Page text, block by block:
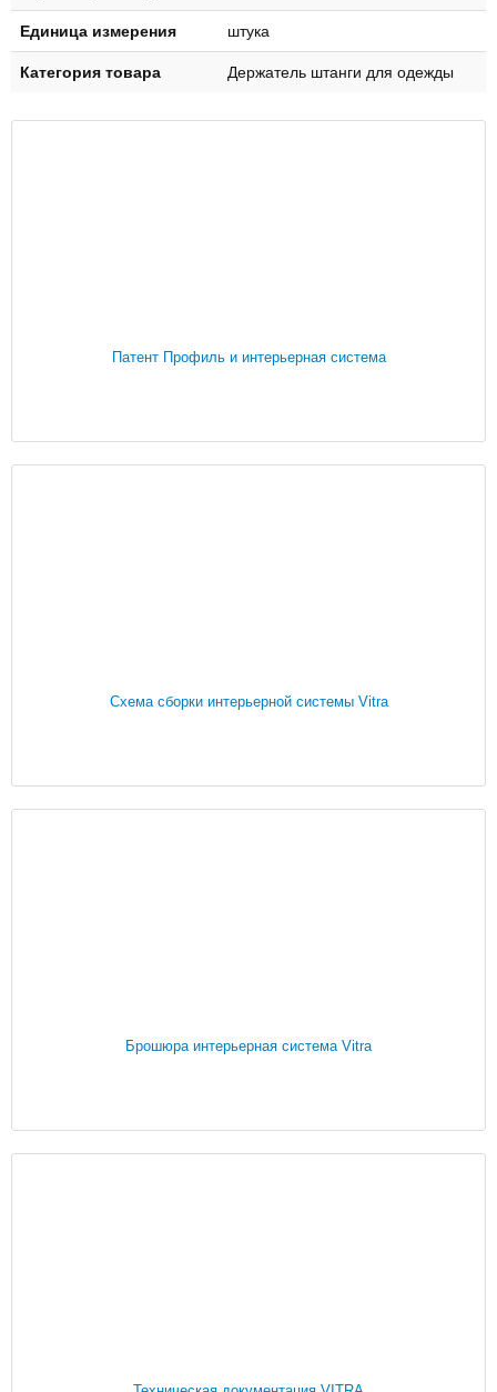
Единица измерения штука
Категория товара Держатель штанги для одежды
Патент Профиль и интерьерная система
Схема сборки интерьерной системы Vitra
Брошюра интерьерная система Vitra